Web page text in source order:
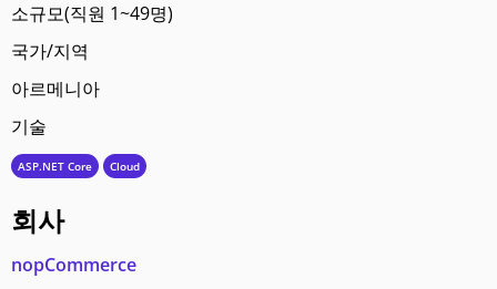
소규모(직원 1~49명)
국가/지역
아르메니아
기술
ASP.NET Core Cloud
회사
nopCommerce